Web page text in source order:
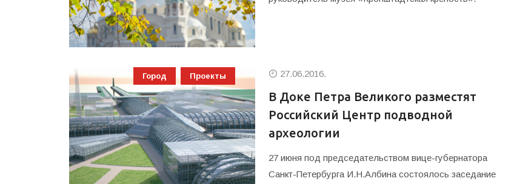
Город Проекты 27.06.2016.
В Доке Петра Великого разместят
Российский Центр подводной
археологии
27 июня под председательством вице-губернатора
Санкт-Петербурга И.Н.Албина состоялось заседание